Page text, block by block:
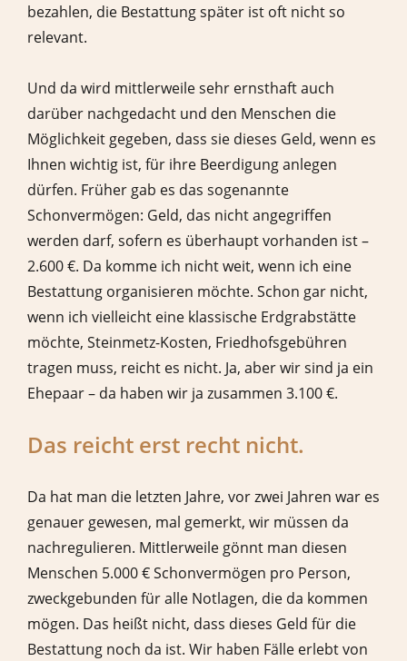
bezahlen, die Bestattung später ist oft nicht so
relevant.
Und da wird mittlerweile sehr ernsthaft auch
darüber nachgedacht und den Menschen die
Möglichkeit gegeben, dass sie dieses Geld, wenn es
Ihnen wichtig ist, für ihre Beerdigung anlegen
dürfen. Früher gab es das sogenannte
Schonvermögen: Geld, das nicht angegriffen
werden darf, sofern es überhaupt vorhanden ist –
2.600 €. Da komme ich nicht weit, wenn ich eine
Bestattung organisieren möchte. Schon gar nicht,
wenn ich vielleicht eine klassische Erdgrabstätte
möchte, Steinmetz-Kosten, Friedhofsgebühren
tragen muss, reicht es nicht. Ja, aber wir sind ja ein
Ehepaar – da haben wir ja zusammen 3.100 €.
Das reicht erst recht nicht.
Da hat man die letzten Jahre, vor zwei Jahren war es
genauer gewesen, mal gemerkt, wir müssen da
nachregulieren. Mittlerweile gönnt man diesen
Menschen 5.000 € Schonvermögen pro Person,
zweckgebunden für alle Notlagen, die da kommen
mögen. Das heißt nicht, dass dieses Geld für die
Bestattung noch da ist. Wir haben Fälle erlebt von